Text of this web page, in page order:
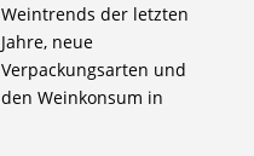
Weintrends der letzten
Jahre, neue
Verpackungsarten und
den Weinkonsum in